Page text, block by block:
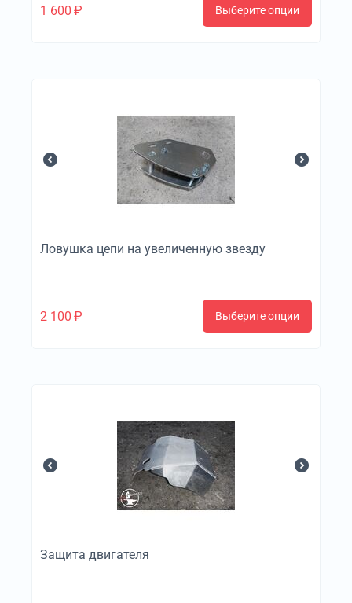
1 600 ₽ Выберите опции
Ловушка цепи на увеличенную звезду
2 100 ₽ Выберите опции
Защита двигателя